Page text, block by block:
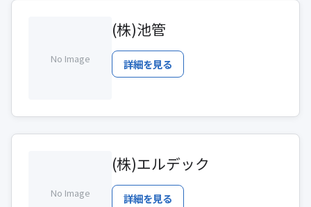
No Image
(株)池管
詳細を見る
No Image
(株)エルデック
詳細を見る